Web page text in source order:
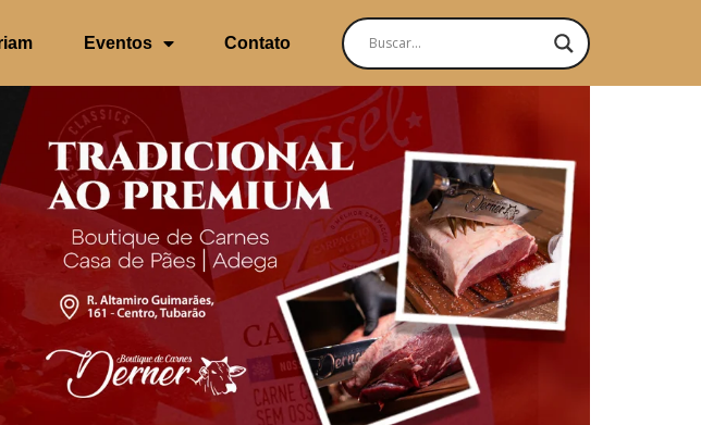
Eventos Contato